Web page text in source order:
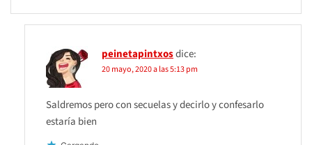
peinetapintxosdice:
20 mayo, 2020 a las 5:13 pm
Saldremos pero con secuelas y decirlo y confesarlo
estaría bien